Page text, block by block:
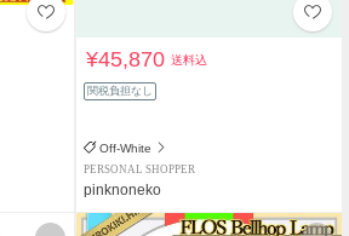
¥45,870送料込
関税負担なし
Off-White
PERSONAL SHOPPER
pinknoneko